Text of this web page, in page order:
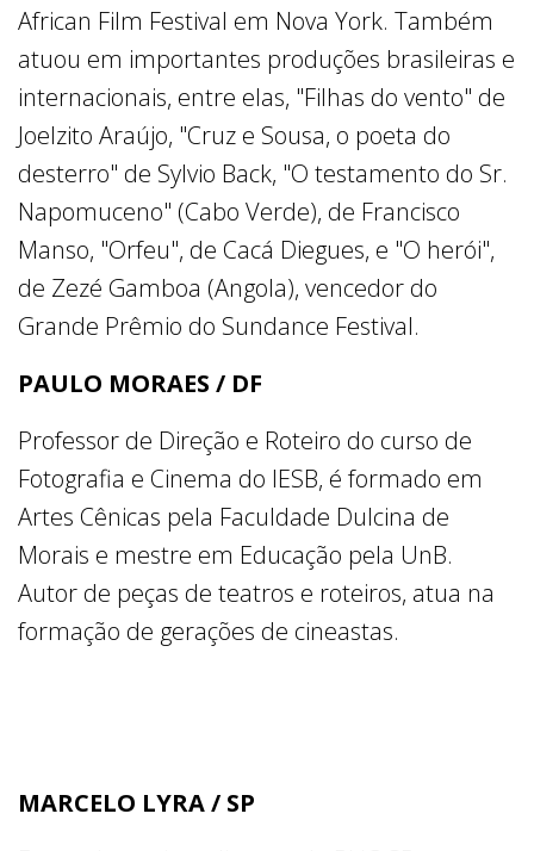
African Film Festival em Nova York. Também
atuou em importantes produções brasileiras e
internacionais, entre elas, "Filhas do vento" de
Joelzito Araújo, "Cruz e Sousa, o poeta do
desterro" de Sylvio Back, "O testamento do Sr.
Napomuceno" (Cabo Verde), de Francisco
Manso, "Orfeu", de Cacá Diegues, e "O herói",
de Zezé Gamboa (Angola), vencedor do
Grande Prêmio do Sundance Festival.
PAULO MORAES / DF
Professor de Direção e Roteiro do curso de
Fotografia e Cinema do IESB, é formado em
Artes Cênicas pela Faculdade Dulcina de
Morais e mestre em Educação pela UnB.
Autor de peças de teatros e roteiros, atua na
formação de gerações de cineastas.
MARCELO LYRA / SP